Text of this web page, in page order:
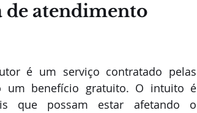
atendimento
é um serviço contratado pelas
um benefício gratuito. O intuito é
que possam estar afetando o